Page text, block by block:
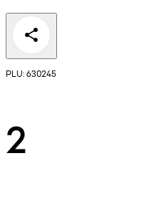
PLU: 630245
2